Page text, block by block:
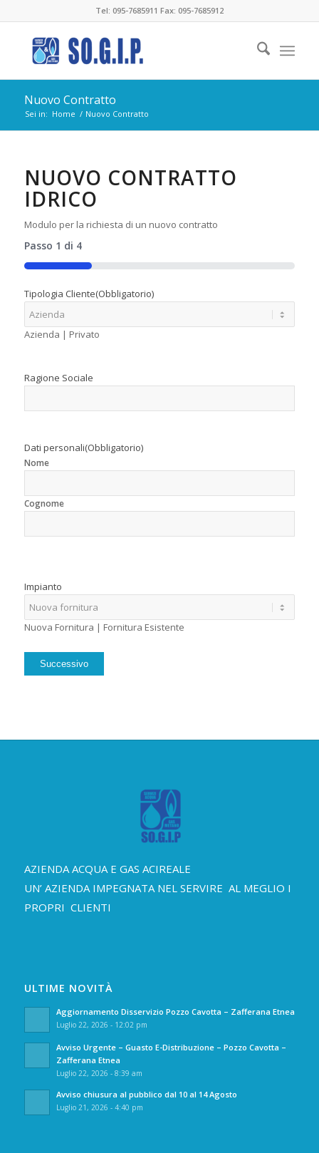
Tel: 095-7685911 Fax: 095-7685912
Nuovo Contratto
Sei in: Home / Nuovo Contratto
NUOVO CONTRATTO
IDRICO
Modulo per la richiesta di un nuovo contratto
Passo 1 di 4
25%
Tipologia Cliente(Obbligatorio)
Azienda | Privato
Ragione Sociale
Dati personali(Obbligatorio)
Nome
Cognome
Impianto
Nuova Fornitura | Fornitura Esistente
Successivo
AZIENDA ACQUA E GAS ACIREALE
UN’ AZIENDA IMPEGNATA NEL SERVIRE AL MEGLIO I
PROPRI CLIENTI
ULTIME NOVITÀ
Aggiornamento Disservizio Pozzo Cavotta – Zafferana Etnea
Luglio 22, 2026 - 12:02 pm
Avviso Urgente – Guasto E-Distribuzione – Pozzo Cavotta –
Zafferana Etnea
Luglio 22, 2026 - 8:39 am
Avviso chiusura al pubblico dal 10 al 14 Agosto
Luglio 21, 2026 - 4:40 pm